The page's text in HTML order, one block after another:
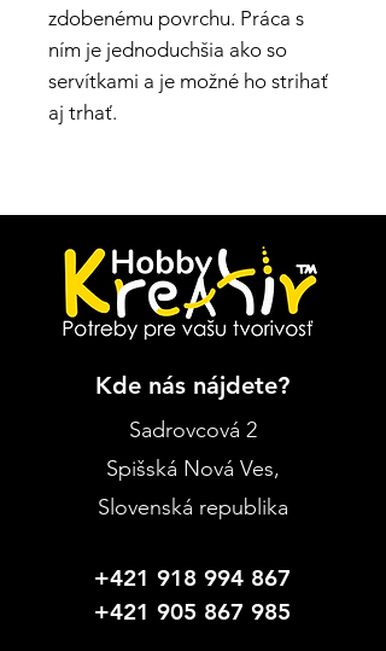
zdobenému povrchu. Práca s
ním je jednoduchšia ako so
servítkami a je možné ho strihať
aj trhať.
Kde nás nájdete?
Sadrovcová 2
Spišská Nová Ves,
Slovenská republika
+421 918 994 867
+421 905 867 985